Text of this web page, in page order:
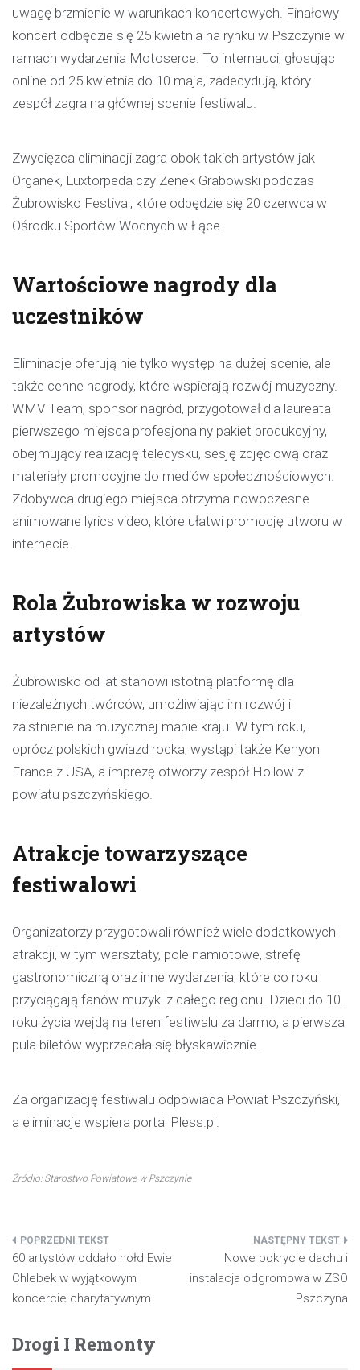
uwagę brzmienie w warunkach koncertowych. Finałowy
koncert odbędzie się 25 kwietnia na rynku w Pszczynie w
ramach wydarzenia Motoserce. To internauci, głosując
online od 25 kwietnia do 10 maja, zadecydują, który
zespół zagra na głównej scenie festiwalu.
Zwycięzca eliminacji zagra obok takich artystów jak
Organek, Luxtorpeda czy Zenek Grabowski podczas
Żubrowisko Festival, które odbędzie się 20 czerwca w
Ośrodku Sportów Wodnych w Łące.
Wartościowe nagrody dla
uczestników
Eliminacje oferują nie tylko występ na dużej scenie, ale
także cenne nagrody, które wspierają rozwój muzyczny.
WMV Team, sponsor nagród, przygotował dla laureata
pierwszego miejsca profesjonalny pakiet produkcyjny,
obejmujący realizację teledysku, sesję zdjęciową oraz
materiały promocyjne do mediów społecznościowych.
Zdobywca drugiego miejsca otrzyma nowoczesne
animowane lyrics video, które ułatwi promocję utworu w
internecie.
Rola Żubrowiska w rozwoju
artystów
Żubrowisko od lat stanowi istotną platformę dla
niezależnych twórców, umożliwiając im rozwój i
zaistnienie na muzycznej mapie kraju. W tym roku,
oprócz polskich gwiazd rocka, wystąpi także Kenyon
France z USA, a imprezę otworzy zespół Hollow z
powiatu pszczyńskiego.
Atrakcje towarzyszące
festiwalowi
Organizatorzy przygotowali również wiele dodatkowych
atrakcji, w tym warsztaty, pole namiotowe, strefę
gastronomiczną oraz inne wydarzenia, które co roku
przyciągają fanów muzyki z całego regionu. Dzieci do 10.
roku życia wejdą na teren festiwalu za darmo, a pierwsza
pula biletów wyprzedała się błyskawicznie.
Za organizację festiwalu odpowiada Powiat Pszczyński,
a eliminacje wspiera portal Pless.pl.
Źródło: Starostwo Powiatowe w Pszczynie
Nawigacja
wpisu
60 artystów oddało hołd Ewie
Chlebek w wyjątkowym
koncercie charytatywnym
Nowe pokrycie dachu i
instalacja odgromowa w ZSO
Pszczyna
Drogi I Remonty